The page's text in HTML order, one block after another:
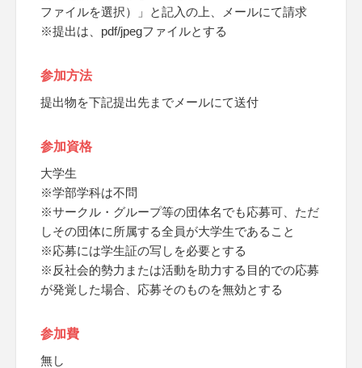
ファイルを選択）」と記入の上、メールにて請求
※提出は、pdf/jpegファイルとする
参加方法
提出物を下記提出先までメールにて送付
参加資格
大学生
※学部学科は不問
※サークル・グループ等の団体名でも応募可、ただ
しその団体に所属する全員が大学生であること
※応募には学生証の写しを必要とする
※反社会的勢力または活動を助力する目的での応募
が発覚した場合、応募そのものを無効とする
参加費
無し